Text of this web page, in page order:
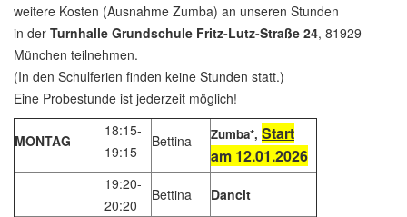
weitere Kosten (Ausnahme Zumba) an unseren Stunden
in der Turnhalle Grundschule Fritz-Lutz-Straße 24, 81929
München teilnehmen.
(In den Schulferien finden keine Stunden statt.)
Eine Probestunde ist jederzeit möglich!
MONTAG
18:15-
19:15
Bettina Zumba*, Start
am 12.01.2026
19:20-
20:20
Bettina Dancit